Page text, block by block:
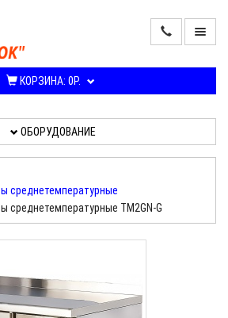
КОРЗИНА: 0Р.
ОБОРУДОВАНИЕ
среднетемпературные
среднетемпературные ТМ2GN-G